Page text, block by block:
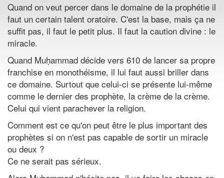
Quand on veut percer dans le domaine de la prophétie il
faut un certain talent oratoire. C'est la base, mais ça ne
suffit pas, il faut le petit plus. Il faut la caution divine : le
miracle.
Quand Muḥammad décide vers 610 de lancer sa propre
franchise en monothéisme, il lui faut aussi briller dans
ce domaine. Surtout que celui-ci se présente lui-même
comme le dernier des prophète, la crème de la crème.
Celui qui vient parachever la religion.
Comment est ce qu'on peut être le plus important des
prophètes si on n'est pas capable de sortir un miracle
ou deux ?
Ce ne serait pas sérieux.